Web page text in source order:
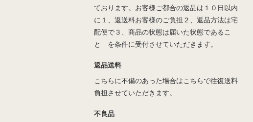
ております。お客様ご都合の返品は１０日以内
に１、返送料お客様のご負担２、返品方法は宅
配便で３、商品の状態は届いた状態であるこ
と を条件に受付させていただきます。
返品送料
こちらに不備のあった場合はこちらで往復送料
負担させていただきます。
不良品